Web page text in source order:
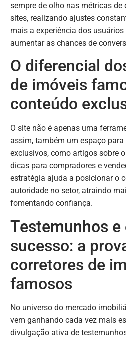
sempre de olho nas métricas de
sites, realizando ajustes
mais a experiência dos usuários
aumentar as chances de
O diferencial
de imóveis
conteúdo
O site não é apenas uma
assim, também um espaço
exclusivos, como artigos sobre
dicas para compradores e
estratégia ajuda a posicionar o
autoridade no setor, atraindo
fomentando confiança.
Testemunhos e
sucesso: a
corretores de
famosos
No universo do mercado
vem ganhando cada vez mais
divulgação ativa de